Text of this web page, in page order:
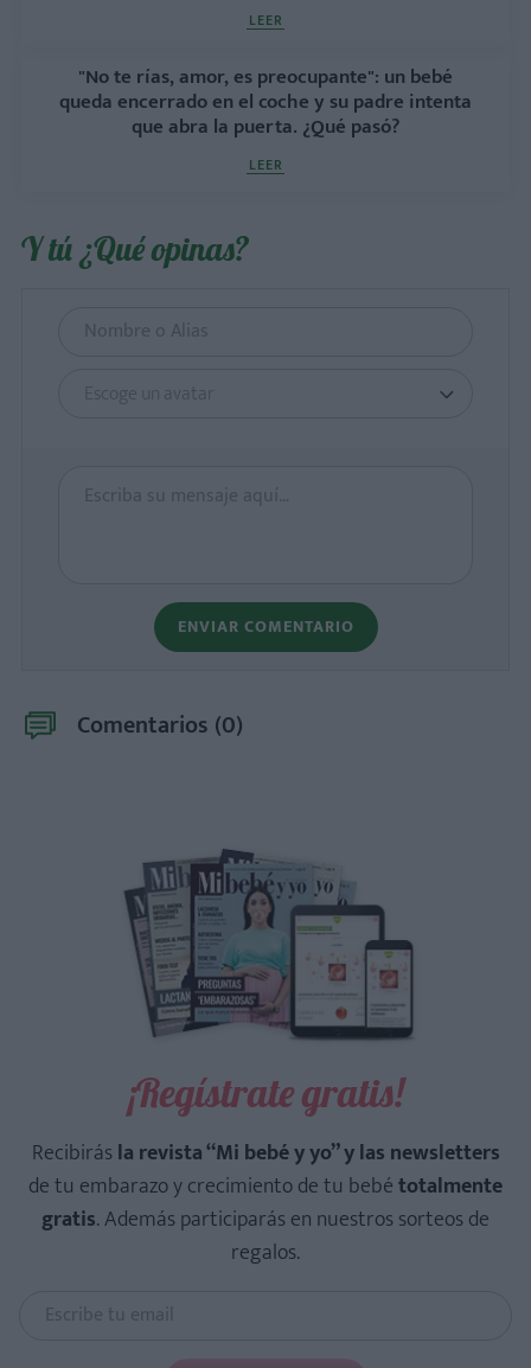
LEER
"No te rías, amor, es preocupante": un bebé
queda encerrado en el coche y su padre intenta
que abra la puerta. ¿Qué pasó?
LEER
Y tú ¿Qué opinas?
Escoge un avatar
ENVIAR COMENTARIO
Comentarios (0)
¡Regístrate gratis!
Recibirásla revista “Mi bebé y yo” y las newsletters
de tu embarazo y crecimiento de tu bebétotalmente
gratis. Además participarás en nuestros sorteos de
regalos.